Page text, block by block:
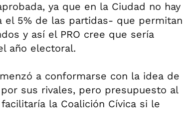
ya que en la Ciudad no hay
el 5% de las partidas- que permitan
y así el PRO cree que sería
año electoral.
a conformarse con la idea de
sus rivales, pero presupuesto al
la Coalición Cívica si le